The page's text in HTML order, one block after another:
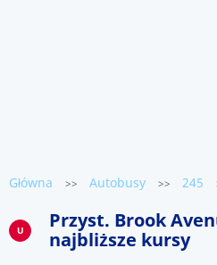
Główna >> Autobusy >> 245
U
Przyst. Brook
najbliższe kursy